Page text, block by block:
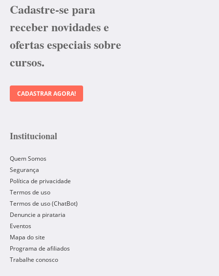
Cadastre-se para
receber novidades e
ofertas especiais sobre
cursos.
CADASTRAR AGORA!
Institucional
Quem Somos
Segurança
Política de privacidade
Termos de uso
Termos de uso (ChatBot)
Denuncie a pirataria
Eventos
Mapa do site
Programa de afiliados
Trabalhe conosco